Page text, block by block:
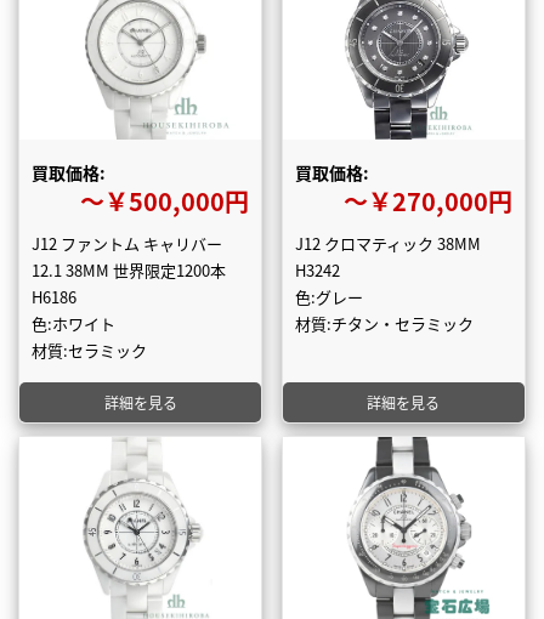
買取価格:
〜￥500,000円
J12 ファントム キャリバー
12.1 38MM 世界限定1200本
H6186
色:ホワイト
材質:セラミック
詳細を見る
買取価格:
〜￥270,000円
J12 クロマティック 38MM
H3242
色:グレー
材質:チタン・セラミック
詳細を見る